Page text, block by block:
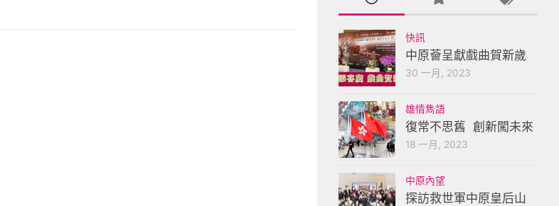
快訊
中原薈呈獻戲曲賀新歲
30 一月, 2023
雄情雋語
復常不思舊 創新闖未來
18 一月, 2023
中原內望
探訪救世軍中原皇后山